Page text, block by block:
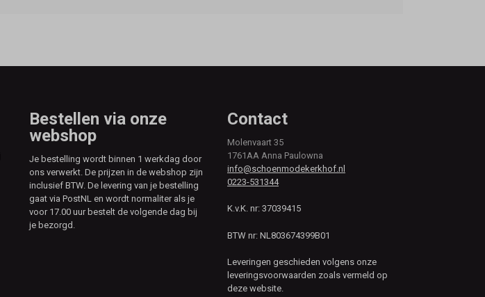
Bestellen via onze
webshop
Je bestelling wordt binnen 1 werkdag door
ons verwerkt. De prijzen in de webshop zijn
inclusief BTW. De levering van je bestelling
gaat via PostNL en wordt normaliter als je
voor 17.00 uur bestelt de volgende dag bij
je bezorgd.
Contact
Molenvaart 35
1761AA Anna Paulowna
info@schoenmodekerkhof.nl
0223-531344
K.v.K. nr: 37039415
BTW nr: NL803674399B01
Leveringen geschieden volgens onze
leveringsvoorwaarden zoals vermeld op
deze website.